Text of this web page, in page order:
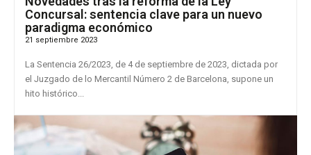
Concursal: sentencia clave para un nuevo
paradigma económico
21 septiembre 2023
La Sentencia 26/2023, de 4 de septiembre de 2023, dictada por
el Juzgado de lo Mercantil Número 2 de Barcelona, supone un
hito histórico...